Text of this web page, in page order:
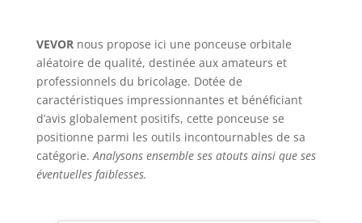
VEVORnous propose ici une ponceuse orbitale
aléatoire de qualité, destinée aux amateurs et
professionnels du bricolage. Dotée de
caractéristiques impressionnantes et bénéficiant
d’avis globalement positifs, cette ponceuse se
positionne parmi les outils incontournables de sa
catégorie.Analysons ensemble ses atouts ainsi que ses
éventuelles faiblesses.